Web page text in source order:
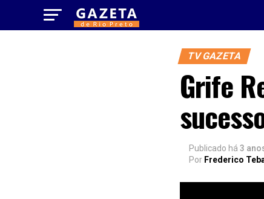
TV GAZETA
Grife
Publicado há 3
Por Frederico